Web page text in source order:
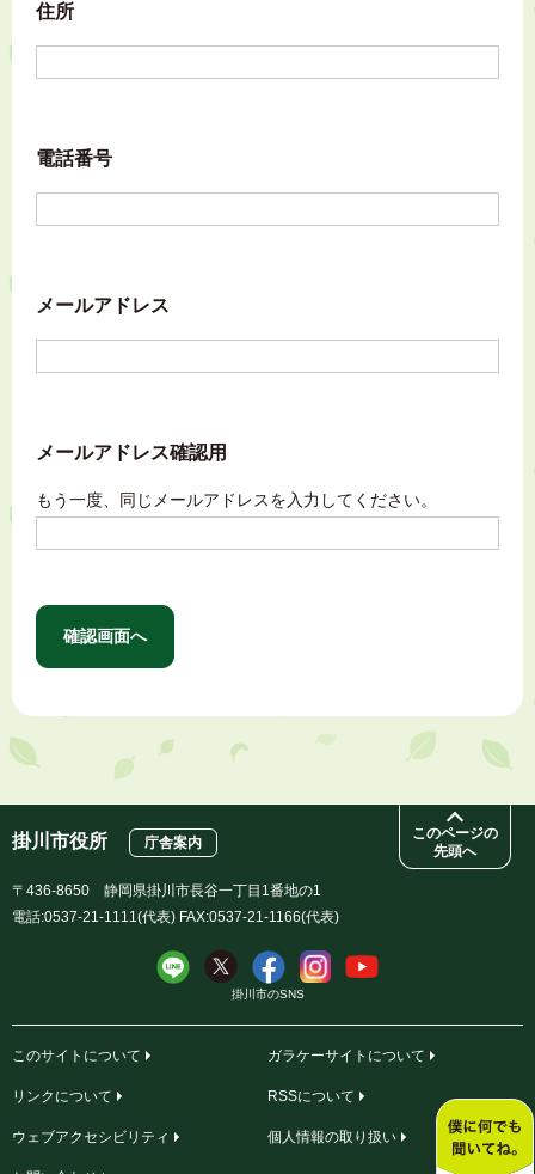
住所
電話番号
メールアドレス
メールアドレス確認用
もう一度、同じメールアドレスを入力してください。
このページの
先頭へ
掛川市役所 庁舎案内
〒436-8650 静岡県掛川市長谷一丁目1番地の1
電話:0537-21-1111(代表) FAX:0537-21-1166(代表)
掛川市のSNS
このサイトについて ガラケーサイトについて
リンクについて RSSについて
ウェブアクセシビリティ 個人情報の取り扱い